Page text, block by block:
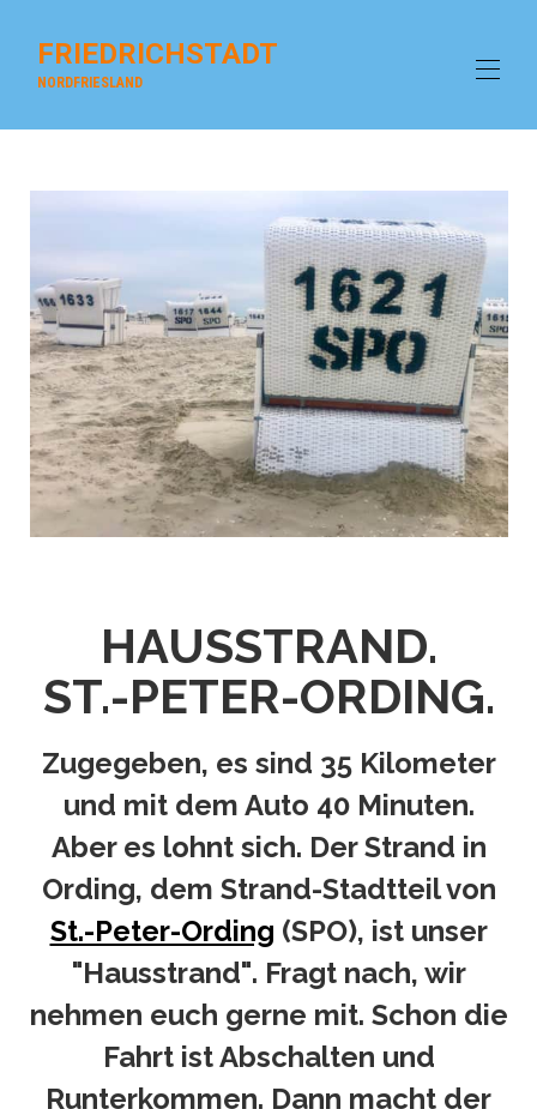
FRIEDRICHSTADT
NORDFRIESLAND
HAUSSTRAND.
ST.-PETER-ORDING.
Zugegeben, es sind 35 Kilometer
und mit dem Auto 40 Minuten.
Aber es lohnt sich. Der Strand in
Ording, dem Strand-Stadtteil von
St.-Peter-Ording (SPO), ist unser
"Hausstrand" . Fragt nach, wir
nehmen euch gerne mit. Schon die
Fahrt ist Abschalten und
Runterkommen. Dann macht der